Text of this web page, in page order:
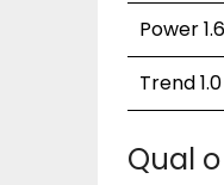
Power
Trend
Qual